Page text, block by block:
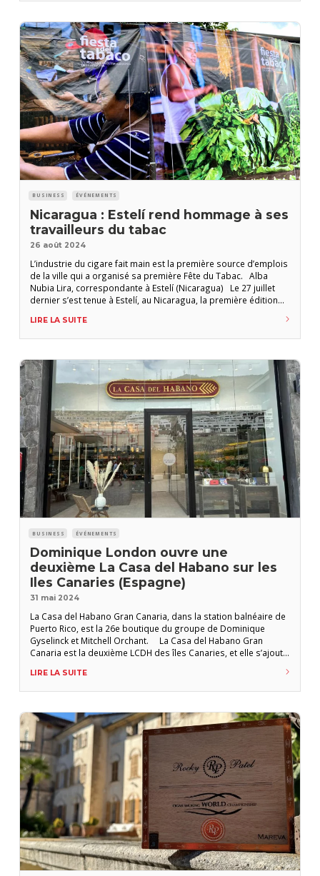
BUSINESS ÉVÉNEMENTS
Nicaragua : Estelí rend hommage à ses
travailleurs du tabac
26 août 2024
L’industrie du cigare fait main est la première source d’emplois
de la ville qui a organisé sa première Fête du Tabac. Alba
Nubia Lira, correspondante à Estelí (Nicaragua) Le 27 juillet
dernier s’est tenue à Estelí, au Nicaragua, la première édition
des travailleurs de cette industrie, qui est
LIRE LA SUITE
BUSINESS ÉVÉNEMENTS
Dominique London ouvre une
deuxième La Casa del Habano sur les
Iles Canaries (Espagne)
31 mai 2024
La Casa del Habano Gran Canaria, dans la station balnéaire de
Puerto Rico, est la 26e boutique du groupe de Dominique
Gyselinck et Mitchell Orchant. La Casa del Habano Gran
Canaria est la deuxième LCDH des îles Canaries, et elle s’ajoute
l’Europe (Belgique, Royaume-Uni, Suisse, Espagne). Dernière-
née de la
LIRE LA SUITE